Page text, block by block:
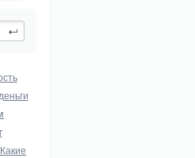
деньги
Какие